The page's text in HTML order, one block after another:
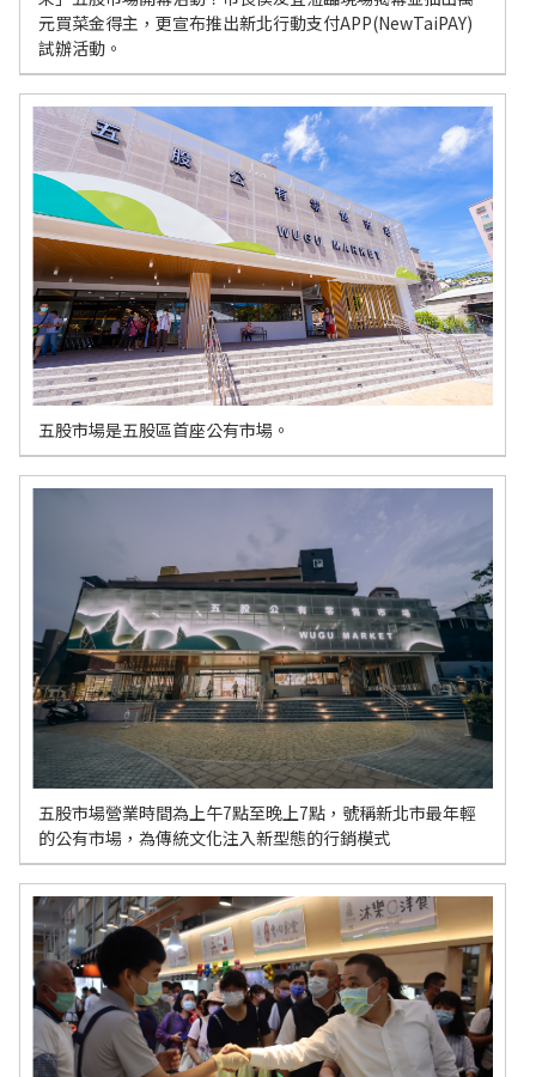
元買菜金得主，更宣布推出新北行動支付APP(NewTaiPAY)
試辦活動。
五股市場是五股區首座公有市場。
五股市場營業時間為上午7點至晚上7點，號稱新北市最年輕
的公有市場，為傳統文化注入新型態的行銷模式